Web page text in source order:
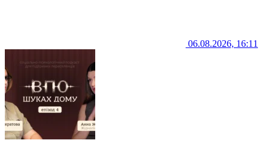
06.08.2026, 16:11